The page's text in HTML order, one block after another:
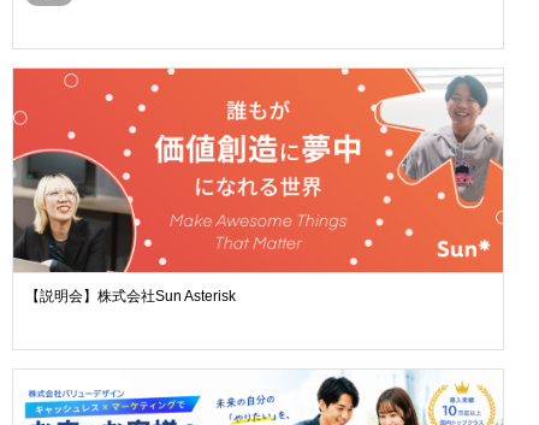
【説明会】株式会社Sun Asterisk